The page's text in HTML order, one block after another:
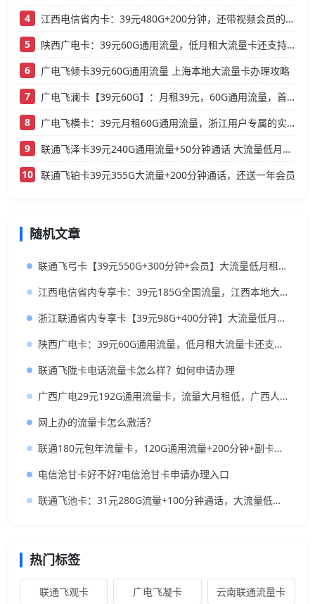
4
江西电信省内卡：39元480G+200分钟，还带视频会员的大流量卡
5
陕西广电卡：39元60G通用流量，低月租大流量卡还支持结转
6
广电飞倾卡39元60G通用流量 上海本地大流量卡办理攻略
7
广电飞澜卡【39元60G】：月租39元，60G通用流量，首月免费真香！
8
广电飞横卡：39元月租60G通用流量，浙江用户专属的实用型套餐
9
联通飞泽卡39元240G通用流量+50分钟通话 大流量低月租办理指南
10 联通飞铂卡39元355G大流量+200分钟通话，还送一年会员
随机文章
联通飞弓卡【39元550G+300分钟+会员】大流量低月租神卡推荐
江西电信省内专享卡：39元185G全国流量，江西本地大流量卡
浙江联通省内专享卡【39元98G+400分钟】大流量低月租，浙江本地人首选
陕西广电卡：39元60G通用流量，低月租大流量卡还支持结转
联通飞陇卡电话流量卡怎么样？如何申请办理
广西广电29元192G通用流量卡，流量大月租低，广西人的入门神卡
网上办的流量卡怎么激活？
联通180元包年流量卡，120G通用流量+200分钟+副卡，这性价比真的离谱！
电信沧甘卡好不好?电信沧甘卡申请办理入口
联通飞池卡：31元280G流量+100分钟通话，大流量低月租长期套餐推荐
热门标签
联通飞观卡 广电飞凝卡 云南联通流量卡